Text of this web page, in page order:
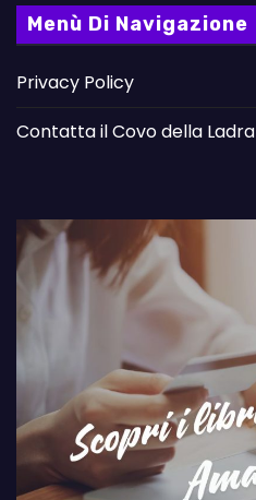
Menù Di Navigazione
Privacy Policy
Contatta il Covo della Ladra